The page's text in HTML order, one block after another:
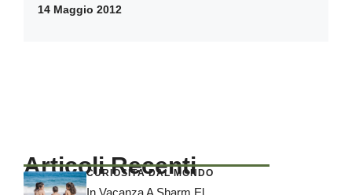
14 Maggio 2012
Articoli Recenti
CURIOSITÀ DAL MONDO
In Vacanza A Sharm El